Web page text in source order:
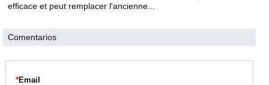
efficace et peut remplacer l'ancienne...
Comentarios
*Email